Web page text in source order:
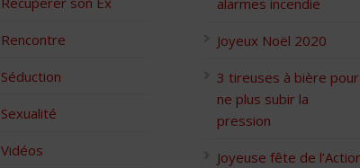
Rencontre
Séduction
Sexualité
Vidéos
alarmes incendie
Joyeux Noël 2020
3 tireuses à bière pour
ne plus subir la
pression
Joyeuse fête de